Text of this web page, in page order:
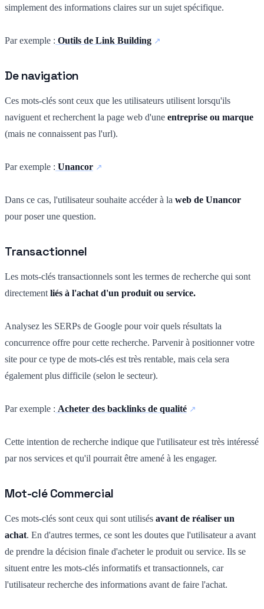
simplement des informations claires sur un sujet spécifique.
Par exemple : Outils de Link Building
De navigation
Ces mots-clés sont ceux que les utilisateurs utilisent lorsqu'ils
naviguent et recherchent la page web d'une entreprise ou marque
(mais ne connaissent pas l'url).
Par exemple : Unancor
Dans ce cas, l'utilisateur souhaite accéder à la web de Unancor
pour poser une question.
Transactionnel
Les mots-clés transactionnels sont les termes de recherche qui sont
directement liés à l'achat d'un produit ou service.
Analysez les SERPs de Google pour voir quels résultats la
concurrence offre pour cette recherche. Parvenir à positionner votre
site pour ce type de mots-clés est très rentable, mais cela sera
également plus difficile (selon le secteur).
Par exemple : Acheter des backlinks de qualité
Cette intention de recherche indique que l'utilisateur est très intéressé
par nos services et qu'il pourrait être amené à les engager.
Mot-clé Commercial
Ces mots-clés sont ceux qui sont utilisés avant de réaliser un
achat. En d'autres termes, ce sont les doutes que l'utilisateur a avant
de prendre la décision finale d'acheter le produit ou service. Ils se
situent entre les mots-clés informatifs et transactionnels, car
l'utilisateur recherche des informations avant de faire l'achat.